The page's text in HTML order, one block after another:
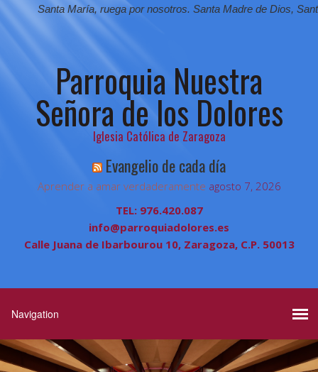
Santa María, ruega por nosotros. Santa Madre de Dios, Santa
Parroquia Nuestra
Señora de los Dolores
Iglesia Católica de Zaragoza
Evangelio de cada día
Aprender a amar verdaderamente agosto 7, 2026
TEL: 976.420.087
info@parroquiadolores.es
Calle Juana de Ibarbourou 10, Zaragoza, C.P. 50013